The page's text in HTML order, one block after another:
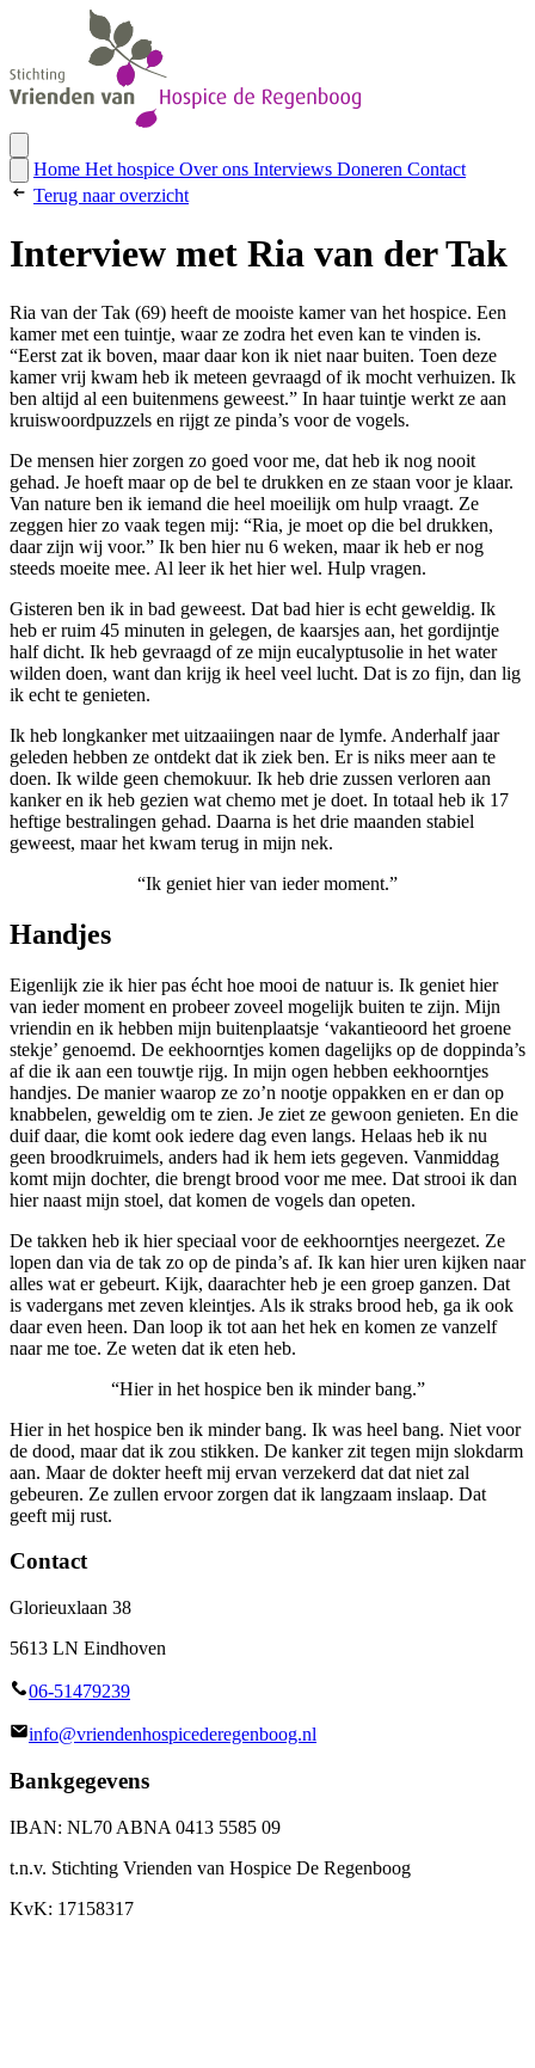
Home Het hospice Over ons Interviews Doneren Contact
Terug naar overzicht
Interview met Ria van der Tak
Ria van der Tak (69) heeft de mooiste kamer van het hospice. Een
kamer met een tuintje, waar ze zodra het even kan te vinden is.
“Eerst zat ik boven, maar daar kon ik niet naar buiten. Toen deze
kamer vrij kwam heb ik meteen gevraagd of ik mocht verhuizen. Ik
ben altijd al een buitenmens geweest.” In haar tuintje werkt ze aan
kruiswoordpuzzels en rijgt ze pinda’s voor de vogels.
De mensen hier zorgen zo goed voor me, dat heb ik nog nooit
gehad. Je hoeft maar op de bel te drukken en ze staan voor je klaar.
Van nature ben ik iemand die heel moeilijk om hulp vraagt. Ze
zeggen hier zo vaak tegen mij: “Ria, je moet op die bel drukken,
daar zijn wij voor.” Ik ben hier nu 6 weken, maar ik heb er nog
steeds moeite mee. Al leer ik het hier wel. Hulp vragen.
Gisteren ben ik in bad geweest. Dat bad hier is echt geweldig. Ik
heb er ruim 45 minuten in gelegen, de kaarsjes aan, het gordijntje
half dicht. Ik heb gevraagd of ze mijn eucalyptusolie in het water
wilden doen, want dan krijg ik heel veel lucht. Dat is zo fijn, dan lig
ik echt te genieten.
Ik heb longkanker met uitzaaiingen naar de lymfe. Anderhalf jaar
geleden hebben ze ontdekt dat ik ziek ben. Er is niks meer aan te
doen. Ik wilde geen chemokuur. Ik heb drie zussen verloren aan
kanker en ik heb gezien wat chemo met je doet. In totaal heb ik 17
heftige bestralingen gehad. Daarna is het drie maanden stabiel
geweest, maar het kwam terug in mijn nek.
“Ik geniet hier van ieder moment.”
Handjes
Eigenlijk zie ik hier pas écht hoe mooi de natuur is. Ik geniet hier
van ieder moment en probeer zoveel mogelijk buiten te zijn. Mijn
vriendin en ik hebben mijn buitenplaatsje ‘vakantieoord het groene
stekje’ genoemd. De eekhoorntjes komen dagelijks op de doppinda’s
af die ik aan een touwtje rijg. In mijn ogen hebben eekhoorntjes
handjes. De manier waarop ze zo’n nootje oppakken en er dan op
knabbelen, geweldig om te zien. Je ziet ze gewoon genieten. En die
duif daar, die komt ook iedere dag even langs. Helaas heb ik nu
geen broodkruimels, anders had ik hem iets gegeven. Vanmiddag
komt mijn dochter, die brengt brood voor me mee. Dat strooi ik dan
hier naast mijn stoel, dat komen de vogels dan opeten.
De takken heb ik hier speciaal voor de eekhoorntjes neergezet. Ze
lopen dan via de tak zo op de pinda’s af. Ik kan hier uren kijken naar
alles wat er gebeurt. Kijk, daarachter heb je een groep ganzen. Dat
is vadergans met zeven kleintjes. Als ik straks brood heb, ga ik ook
daar even heen. Dan loop ik tot aan het hek en komen ze vanzelf
naar me toe. Ze weten dat ik eten heb.
“Hier in het hospice ben ik minder bang.”
Hier in het hospice ben ik minder bang. Ik was heel bang. Niet voor
de dood, maar dat ik zou stikken. De kanker zit tegen mijn slokdarm
aan. Maar de dokter heeft mij ervan verzekerd dat dat niet zal
gebeuren. Ze zullen ervoor zorgen dat ik langzaam inslaap. Dat
geeft mij rust.
Contact
Glorieuxlaan 38
5613 LN Eindhoven
06-51479239
info@vriendenhospicederegenboog.nl
Bankgegevens
IBAN: NL70 ABNA 0413 5585 09
t.n.v. Stichting Vrienden van Hospice De Regenboog
KvK: 17158317